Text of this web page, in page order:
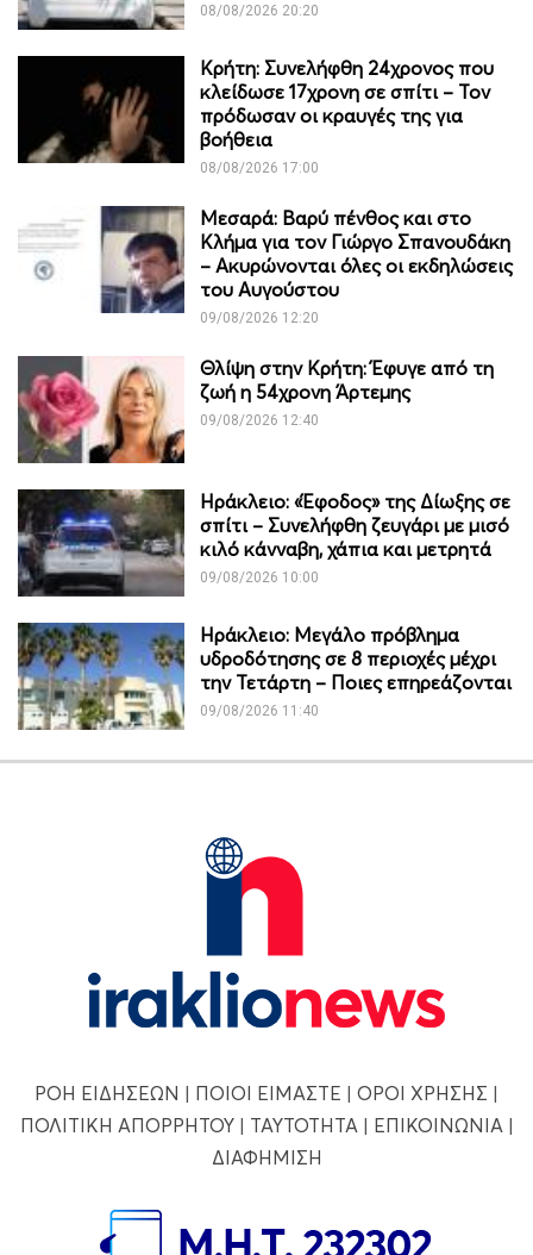
08/08/2026 20:20
Κρήτη: Συνελήφθη 24χρονος που
κλείδωσε 17χρονη σε σπίτι – Τον
πρόδωσαν οι κραυγές της για
βοήθεια
08/08/2026 17:00
Μεσαρά: Βαρύ πένθος και στο
Κλήμα για τον Γιώργο Σπανουδάκη
– Ακυρώνονται όλες οι εκδηλώσεις
του Αυγούστου
09/08/2026 12:20
Θλίψη στην Κρήτη: Έφυγε από τη
ζωή η 54χρονη Άρτεμης
09/08/2026 12:40
Ηράκλειο: «Έφοδος» της Δίωξης σε
σπίτι – Συνελήφθη ζευγάρι με μισό
κιλό κάνναβη, χάπια και μετρητά
09/08/2026 10:00
Ηράκλειο: Μεγάλο πρόβλημα
υδροδότησης σε 8 περιοχές μέχρι
την Τετάρτη – Ποιες επηρεάζονται
09/08/2026 11:40
ΡΟΗ ΕΙΔΗΣΕΩΝ | ΠΟΙΟΙ ΕΙΜΑΣΤΕ | ΟΡΟΙ ΧΡΗΣΗΣ |
ΠΟΛΙΤΙΚΗ ΑΠΟΡΡΗΤΟΥ| ΤΑΥΤΟΤΗΤΑ | ΕΠΙΚΟΙΝΩΝΙΑ |
ΔΙΑΦΗΜΙΣΗ